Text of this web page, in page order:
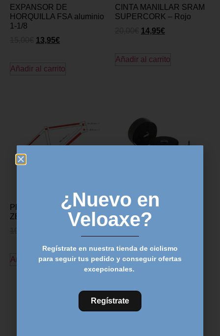
EXPANSOR DE
HORQUILLA FSA aluminio
1-1/8
13,95€
Añadir al carrito
CINTA MANILLAR SRAM
SUPERCORK – Rojo
14,95€
Añadir al carrito
PROTECCION CUADRO
ZEFAL SKIN ARMOR – L
Añadir al carrito
CINTA MANILLAR ZIPP
SERVICE COURSE –
Negro
Añadir al carrito
¿Nuevo en
Veloaxe?
Regístrate en nuestra tienda de ciclismo
para seguir tus pedido y conseguir ofertas
excepcionales.
Regístrate